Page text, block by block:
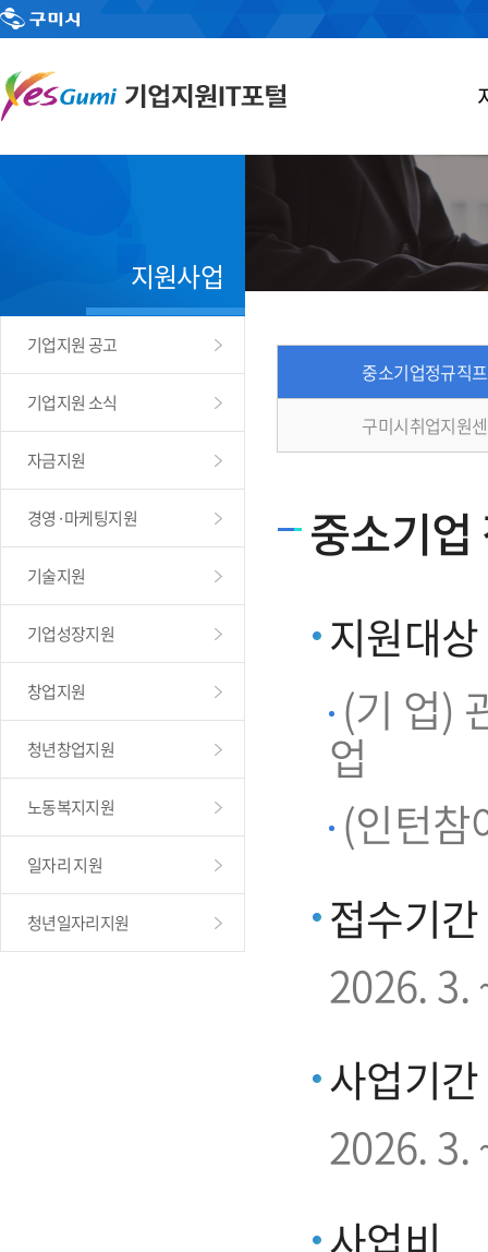
지원사업
기업지원 공고
기업지원 소식
자금지원
경영·마케팅지원
기술지원
기업성장지원
창업지원
청년창업지원
노동복지지원
일자리 지원
청년일자리지원
중소기업정규직
구미시취업지원
중소기
지원대상
(기 업)
업
(인턴참
접수기간
2026. 3.
사업기간
2026. 3.